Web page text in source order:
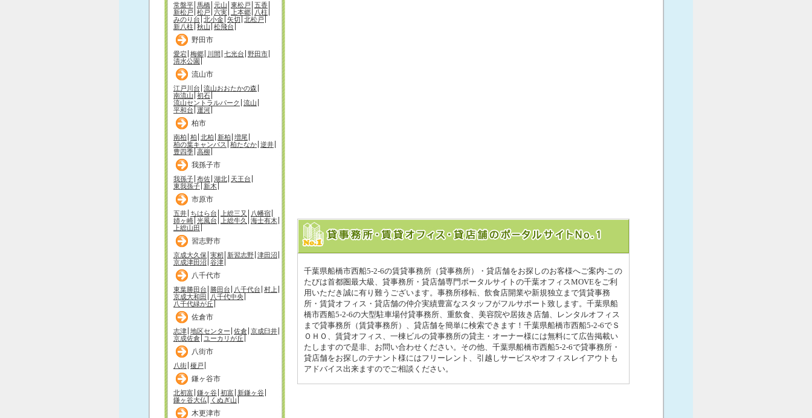
常盤平 馬橋 元山 東松戸 五香
新松戸 松戸 六実 上本郷
八柱
みのり台 北小金 矢切 北松戸
新八柱 秋山 松飛台
野田市
愛宕 梅郷 川間 七光台 野田市
清水公園
流山市
江戸川台 流山おおたかの森
南流山 初石
流山セントラルパーク
流山
平和台 運河
柏市
南柏 柏 北柏 新柏 増尾
柏の葉キャンパス
柏たなか 逆井
豊四季 高柳
我孫子市
我孫子 布佐 湖北 天王台
東我孫子 新木
市原市
五井 ちはら台 上総三又
八幡宿
姉ヶ崎 光風台 上総牛久
海士有木
上総山田
習志野市
京成大久保 実籾 新習志野 津田沼
京成津田沼 谷津
八千代市
東葉勝田台 勝田台 八千代台 村上
京成大和田
八千代中央
八千代緑が丘
佐倉市
志津 地区センター 佐倉 京成臼井
京成佐倉
ユーカリが丘
八街市
八街 榎戸
鎌ヶ谷市
北初富 鎌ヶ谷 初富
新鎌ヶ谷
鎌ヶ谷大仏
くぬぎ山
木更津市
千葉県船橋市西船5-2-6の賃貸事務所（貸事務所）・貸店舗をお探しのお客様へご案内-この
たびは首都圏最大級、貸事務所・貸店舗専門ポータルサイトの千葉オフィスMOVEをご利
用いただき誠に有り難うございます。事務所移転、飲食店開業や新規独立まで賃貸事務
所・賃貸オフィス・貸店舗の仲介実績豊富なスタッフがフルサポート致します。千葉県船
橋市西船5-2-6の大型駐車場付貸事務所、重飲食、美容院や居抜き店舗、レンタルオフィス
まで貸事務所（賃貸事務所）、貸店舗を簡単に検索できます！千葉県船橋市西船5-2-6でＳ
ＯＨＯ、賃貸オフィス、一棟ビルの貸事務所の貸主・オーナー様には無料にて広告掲載い
たしますので是非、お問い合わせください。その他、千葉県船橋市西船5-2-6で貸事務所・
貸店舗をお探しのテナント様にはフリーレント、引越しサービスやオフィスレイアウトも
アドバイス出来ますのでご相談ください。